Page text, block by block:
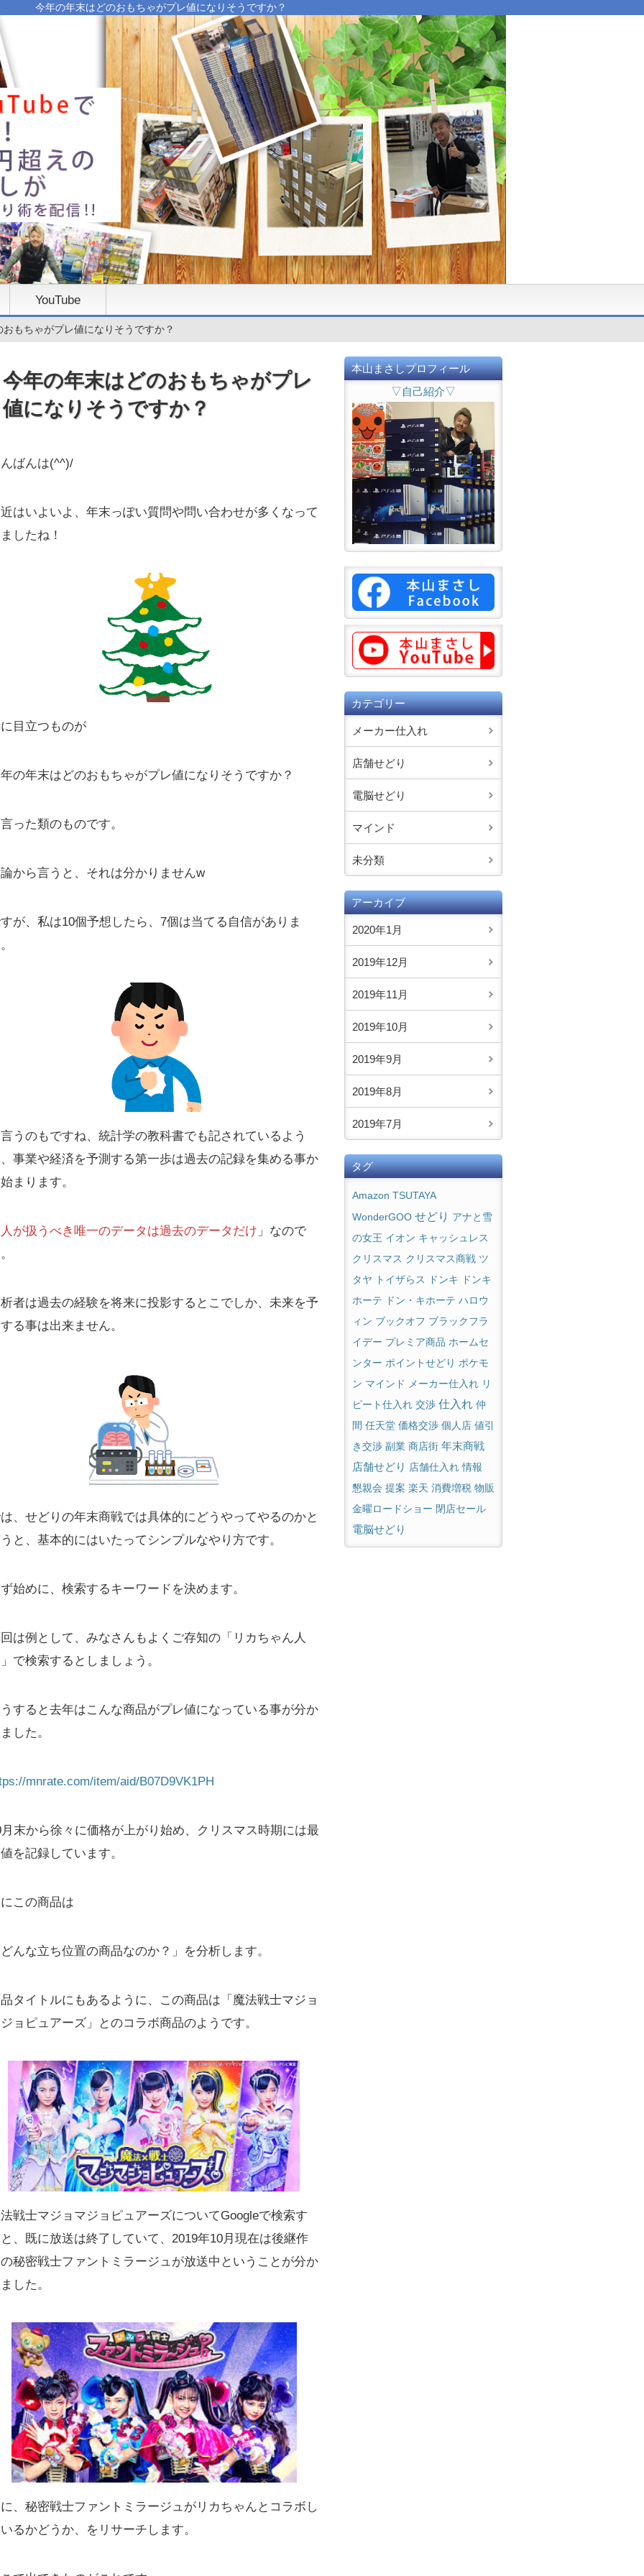
今年の年末はどのおもちゃがプレ値になりそうですか？
YouTube
もちゃがプレ値になりそうですか？
今年の年末はどのおもちゃがプレ
値になりそうですか？
ばんは(^^)/
はいよいよ、年末っぽい質問や問い合わせが多くなって
したね！
目立つものが
の年末はどのおもちゃがプレ値になりそうですか？
った類のものです。
から言うと、それは分かりませんw
が、私は10個予想したら、7個は当てる自信がありま
うのもですね、統計学の教科書でも記されているよう
事業や経済を予測する第一歩は過去の記録を集める事か
まります。
人が扱うべき唯一のデータは過去のデータだけ 」なので
者は過去の経験を将来に投影するとこでしか、未来を予
る事は出来ません。
、せどりの年末商戦では具体的にどうやってやるのかと
と、基本的にはいたってシンプルなやり方です。
始めに、検索するキーワードを決めます。
は例として、みなさんもよくご存知の「リカちゃん人
で検索するとしましょう。
すると去年はこんな商品がプレ値になっている事が分か
した。
mnrate.com/item/aid/B07D9VK1PH
末から徐々に価格が上がり始め、クリスマス時期には最
を記録しています。
この商品は
んな立ち位置の商品なのか？」を分析します。
タイトルにもあるように、この商品は「魔法戦士マジョ
ョピュアーズ」とのコラボ商品のようです。
戦士マジョマジョピュアーズについてGoogleで検索す
、既に放送は終了していて、2019年10月現在は後継作
秘密戦士ファントミラージュが放送中ということが分か
した。
、秘密戦士ファントミラージュがリカちゃんとコラボし
るかどうか、をリサーチします。
本山まさしプロフィール
▽自己紹介▽
カテゴリー
メーカー仕入れ
店舗せどり
電脳せどり
マインド
未分類
アーカイブ
2020年1月
2019年12月
2019年11月
2019年10月
2019年9月
2019年8月
2019年7月
タグ
Amazon TSUTAYA
WonderGOO せどり アナと雪
の女王 イオン キャッシュレス
クリスマス クリスマス商戦 ツ
タヤ
トイザらス ドンキ
ドンキ
ホーテ
ドン・キホーテ ハロウ
ィン ブックオフ ブラックフラ
イデー プレミア商品 ホームセ
ンター ポイントせどり ポケモ
ン マインド メーカー仕入れ リ
ピート仕入れ 交渉 仕入れ 仲
間 任天堂 価格交渉 個人店 値引
き交渉 副業 商店街 年末商戦
店舗せどり 店舗仕入れ 情報
懇親会 提案 楽天 消費増税 物販
金曜ロードショー 閉店セール
電脳せどり